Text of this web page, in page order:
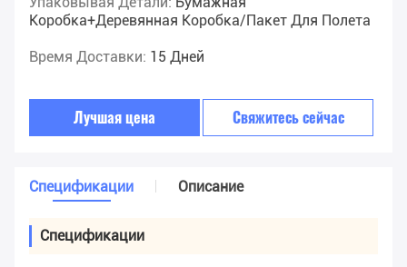
Коробка+деревянная Коробка/пакет Для Полета
Время Доставки: 15 Дней
Лучшая цена Свяжитесь сейчас
Спецификации Описание
Спецификации